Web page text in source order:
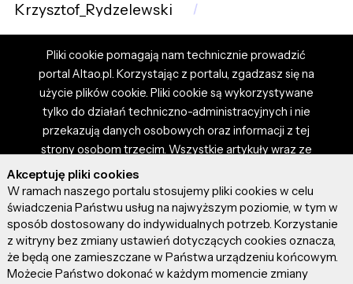
Krzysztof_Rydzelewski
Pliki cookie pomagają nam technicznie prowadzić
portal Altao.pl. Korzystając z portalu, zgadzasz się na
użycie plików cookie. Pliki cookie są wykorzystywane
tylko do działań techniczno-administracyjnych i nie
przekazują danych osobowych oraz informacji z tej
strony osobom trzecim. Wszystkie artykuły wraz ze
zdjęciami i materiałami dostępnymi na portalu są
własnością użytkowników. Administrator i właściciel
portalu nie ponosi odpowiedzialności za tresci
prezentowane przez autorów artykułów. Dodając
artykuł, zgadzasz się z regulaminem portalu oraz
ponosisz odpowiedzialność za wszystkie materiały
Akceptuję pliki cookies
W ramach naszego portalu stosujemy pliki cookies w celu
świadczenia Państwu usług na najwyższym poziomie, w tym w
sposób dostosowany do indywidualnych potrzeb. Korzystanie
z witryny bez zmiany ustawień dotyczących cookies oznacza,
że będą one zamieszczane w Państwa urządzeniu końcowym.
Możecie Państwo dokonać w każdym momencie zmiany